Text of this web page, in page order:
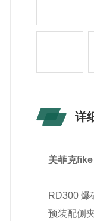
详
美菲克
RD300 爆
预装配侧